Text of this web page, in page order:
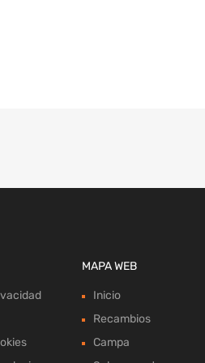
MAPA WEB
Inicio
Recambios
Campa